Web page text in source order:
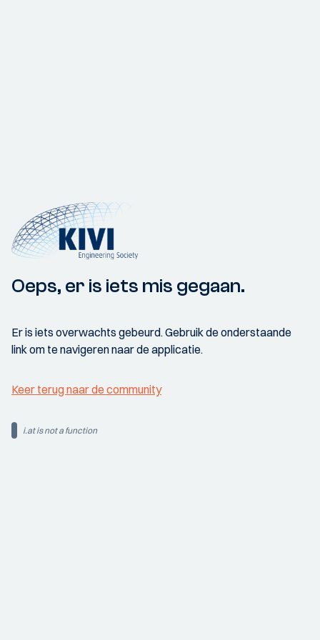
Oeps, er is iets mis gegaan.
Er is iets overwachts gebeurd. Gebruik de onderstaande
link om te navigeren naar de applicatie.
Keer terug naar de community
i.at is not a function